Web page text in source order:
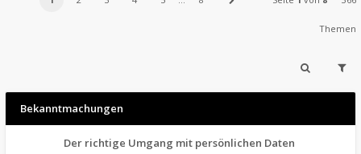
Themen
Bekanntmachungen
Der richtige Umgang mit persönlichen Daten